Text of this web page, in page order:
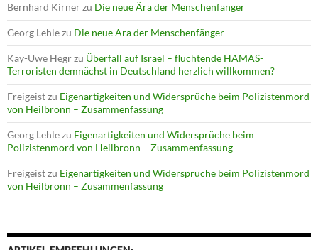
Bernhard Kirnerzu Die neue Ära der Menschenfänger
Georg Lehlezu Die neue Ära der Menschenfänger
Kay-Uwe Hegrzu Überfall auf Israel – flüchtende HAMAS-
Terroristen demnächst in Deutschland herzlich willkommen?
Freigeistzu Eigenartigkeiten und Widersprüche beim Polizistenmord
von Heilbronn – Zusammenfassung
Georg Lehlezu Eigenartigkeiten und Widersprüche beim
Polizistenmord von Heilbronn – Zusammenfassung
Freigeistzu Eigenartigkeiten und Widersprüche beim Polizistenmord
von Heilbronn – Zusammenfassung